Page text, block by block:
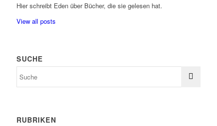
Hier schreibt Eden über Bücher, die sie gelesen hat.
View all posts
SUCHE
RUBRIKEN